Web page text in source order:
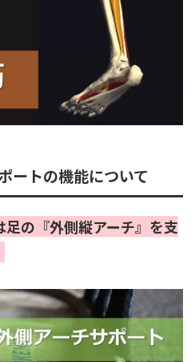
ートの機能について
の『外側縦アーチ』を支